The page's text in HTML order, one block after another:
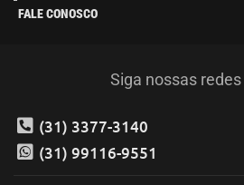
FALE CONOSCO
Siga nossas
(31) 3377-3140
(31) 99116-9551